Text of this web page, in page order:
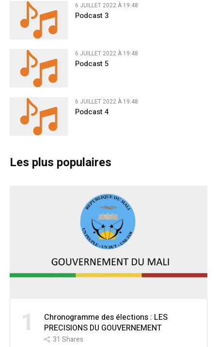
6 JUILLET 2022 À 19:48
Podcast 3
6 JUILLET 2022 À 19:48
Podcast 5
6 JUILLET 2022 À 19:48
Podcast 4
Les plus populaires
1
Chronogramme des élections : LES
PRECISIONS DU GOUVERNEMENT
31 Shares